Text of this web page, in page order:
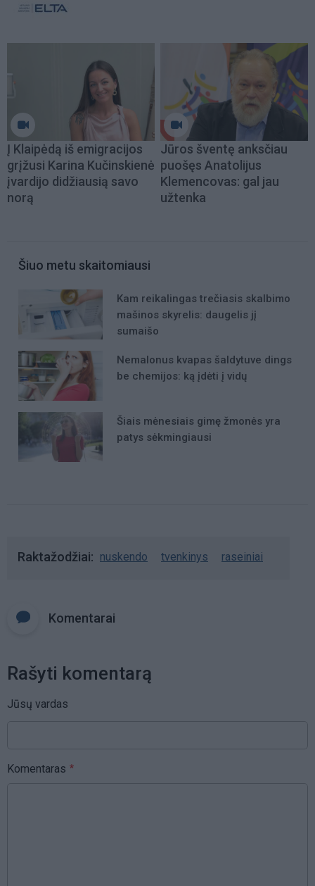
Į Klaipėdą iš emigracijos
grįžusi Karina Kučinskienė
įvardijo didžiausią savo
norą
Jūros šventę anksčiau
puošęs Anatolijus
Klemencovas: gal jau
užtenka
Šiuo metu skaitomiausi
Kam reikalingas trečiasis skalbimo
mašinos skyrelis: daugelis jį
sumaišo
Nemalonus kvapas šaldytuve dings
be chemijos: ką įdėti į vidų
Šiais mėnesiais gimę žmonės yra
patys sėkmingiausi
Raktažodžiai nuskendo tvenkinys raseiniai
Komentarai
Rašyti komentarą
Jūsų vardas
Komentaras